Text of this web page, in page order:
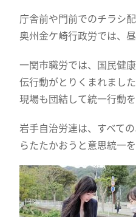
庁舎前や門前でのチラシ
奥州金ケ崎行政労では、
一関市職労では、国民健
伝行動がとりくまれまし
現場も団結して統一行動
岩手自治労連は、すべて
らたたかおうと意思統一を